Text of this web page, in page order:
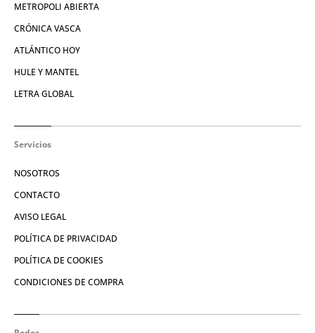
METROPOLI ABIERTA
CRÓNICA VASCA
ATLÁNTICO HOY
HULE Y MANTEL
LETRA GLOBAL
Servicios
NOSOTROS
CONTACTO
AVISO LEGAL
POLÍTICA DE PRIVACIDAD
POLÍTICA DE COOKIES
CONDICIONES DE COMPRA